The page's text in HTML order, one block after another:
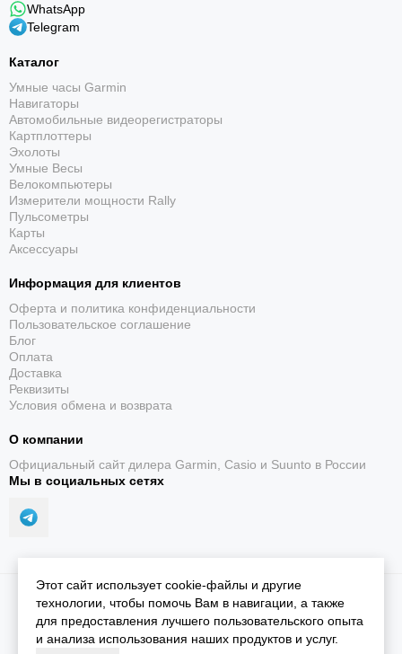
WhatsApp
Telegram
Каталог
Умные часы Garmin
Навигаторы
Автомобильные видеорегистраторы
Картплоттеры
Эхолоты
Умные Весы
Велокомпьютеры
Измерители мощности Rally
Пульсометры
Карты
Аксессуары
Информация для клиентов
Оферта и политика конфиденциальности
Пользовательское соглашение
Блог
Оплата
Доставка
Реквизиты
Условия обмена и возврата
О компании
Официальный сайт дилера Garmin, Casio и Suunto в России
Мы в социальных сетях
2026 © iGarmin.Карта сайта
Этот сайт использует cookie-файлы и другие
технологии, чтобы помочь Вам в навигации, а также
для предоставления лучшего пользовательского опыта
и анализа использования наших продуктов и услуг.